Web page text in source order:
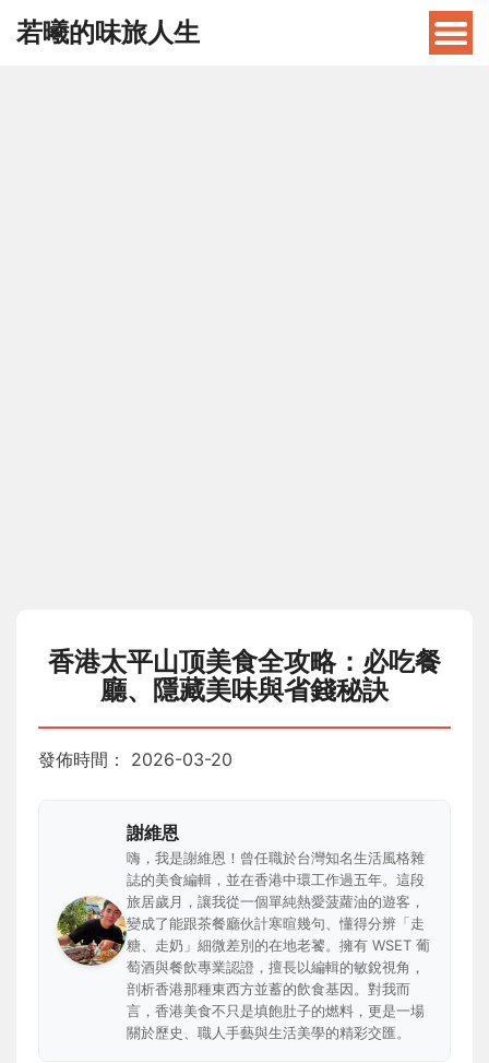
若曦的味旅人生
香港太平山顶美食全攻略：必吃餐
廳、隱藏美味與省錢秘訣
發佈時間： 2026-03-20
謝維恩
嗨，我是謝維恩！曾任職於台灣知名生活風格雜
誌的美食編輯，並在香港中環工作過五年。這段
旅居歲月，讓我從一個單純熱愛菠蘿油的遊客，
變成了能跟茶餐廳伙計寒暄幾句、懂得分辨「走
糖、走奶」細微差別的在地老饕。擁有 WSET 葡
萄酒與餐飲專業認證，擅長以編輯的敏銳視角，
剖析香港那種東西方並蓄的飲食基因。對我而
言，香港美食不只是填飽肚子的燃料，更是一場
關於歷史、職人手藝與生活美學的精彩交匯。